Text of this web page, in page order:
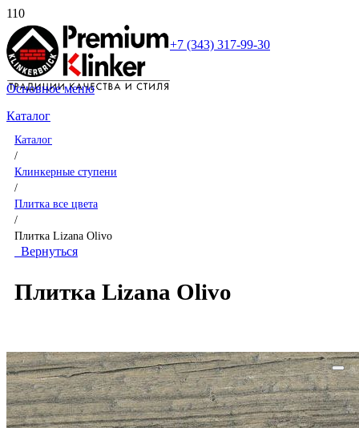
+7 (343) 317-99-30
Основное меню
Каталог
Каталог
/
Клинкерные ступени
/
Плитка все цвета
/
Плитка Lizana Olivo
Вернуться
Плитка Lizana Olivo